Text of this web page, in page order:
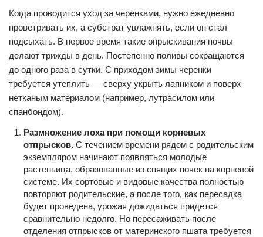
Когда проводится уход за черенками, нужно ежедневно
проветривать их, а субстрат увлажнять, если он стал
подсыхать. В первое время такие опрыскивания почвы
делают трижды в день. Постепенно поливы сокращаются
до одного раза в сутки. С приходом зимы черенки
требуется утеплить — сверху укрыть лапником и поверх
нетканым материалом (например, лутрасилом или
спанбондом).
Размножение лоха при помощи корневых
отпрысков. С течением времени рядом с родительским
экземпляром начинают появляться молодые
растеньица, образованные из спящих почек на корневой
системе. Их сортовые и видовые качества полностью
повторяют родительские, а после того, как пересадка
будет проведена, урожая дожидаться придется
сравнительно недолго. Но пересаживать после
отделения отпрысков от материнского пшата требуется